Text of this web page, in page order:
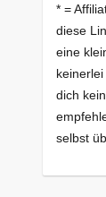
* =
diese
eine
dich
selbst